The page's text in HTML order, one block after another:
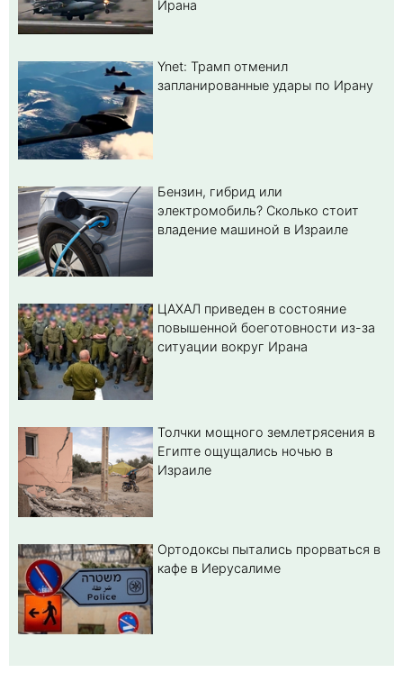
Ирана
Ynet: Трамп отменил
запланированные удары по Ирану
Бензин, гибрид или
электромобиль? Cколько стоит
владение машиной в Израиле
ЦАХАЛ приведен в состояние
повышенной боеготовности из-за
ситуации вокруг Ирана
Толчки мощного землетрясения в
Египте ощущались ночью в
Израиле
Ортодоксы пытались прорваться в
кафе в Иерусалиме